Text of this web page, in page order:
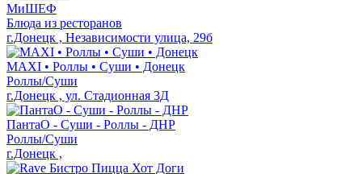
МиШЕФ
Блюда из ресторанов
г.Донецк , Независимости улица, 29б
MAXI • Роллы • Суши • Донецк
Роллы/Суши
г.Донецк , ул. Стадионная 3Д
ПантаО - Суши - Роллы - ДНР
Роллы/Суши
г.Донецк ,